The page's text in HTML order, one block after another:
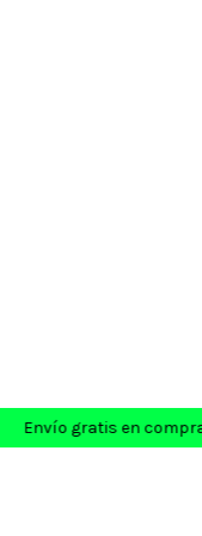
Envío gratis en compras